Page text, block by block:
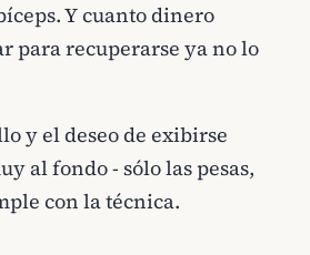
Y cuanto dinero
para recuperarse ya no lo
y el deseo de exibirse
al fondo - sólo las pesas,
con la técnica.